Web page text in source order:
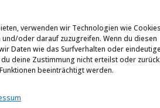
verwenden wir Technologien wie
oder darauf zuzugreifen. Wenn du diesen
Daten wie das Surfverhalten oder
deine Zustimmung nicht erteilst oder
beeinträchtigt werden.
CLASSTEC
Friedrich-
51545